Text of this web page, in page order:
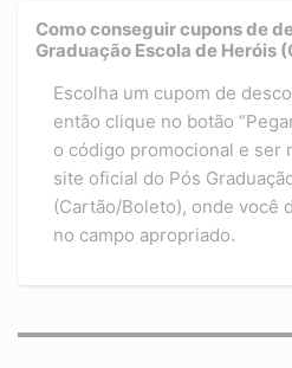
Como conseguir cupons de
Graduação Escola de Heróis
Escolha um cupom de
então clique no botão
o código promocional e ser
site oficial do Pós
(Cartão/Boleto), onde você
no campo apropriado.